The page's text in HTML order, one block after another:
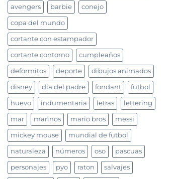
avengers barbie conejo
copa del mundo
cortante con estampador
cortante contorno cumpleaños
deformitos deporte dibujos animados
disney día del padre fondant futbol
huevo indumentaria letras lettering
mar marinos mario bros messi
mickey mouse mundial de futbol
naturaleza números oso pascuas
personajes pyo raton salvajes